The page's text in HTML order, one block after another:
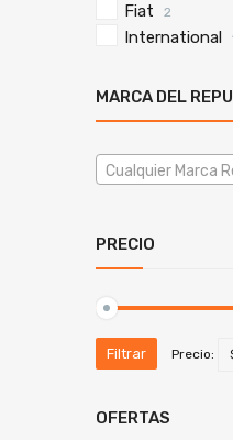
Fiat 2
International
MARCA DEL
Cualquier Marca
PRECIO
Filtrar Precio:
OFERTAS